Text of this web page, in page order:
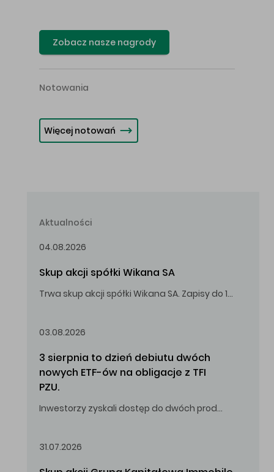
Zobacz nasze nagrody
Notowania
Więcej notowań
Aktualności
04.08.2026
Skup akcji spółki Wikana SA
Trwa skup akcji spółki Wikana SA. Zapisy do 14.08.2026 r. do godz. 16.00.
03.08.2026
3 sierpnia to dzień debiutu dwóch
nowych ETF-ów na obligacje z TFI
PZU.
Inwestorzy zyskali dostęp do dwóch produktów umożliwiających inwestowanie w obligacje skarbowe.
31.07.2026